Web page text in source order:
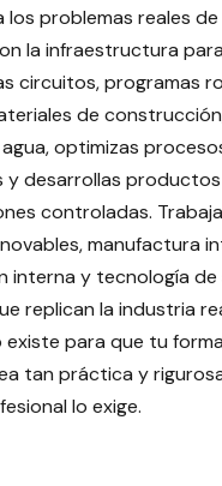
los problemas reales
la infraestructura
circuitos, programas
de
optimizas
y desarrollas
controladas.
manufactura
interna y tecnología de
replican la industria
para que tu
tan práctica y
lo exige.